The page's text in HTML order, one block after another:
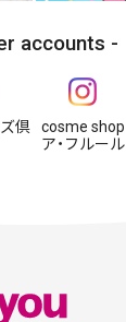
accounts
倶
cosme shop
ア・フルール